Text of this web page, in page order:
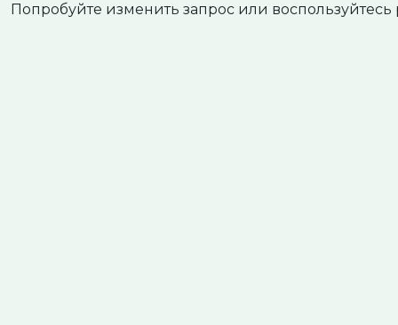
Попробуйте изменить запрос или